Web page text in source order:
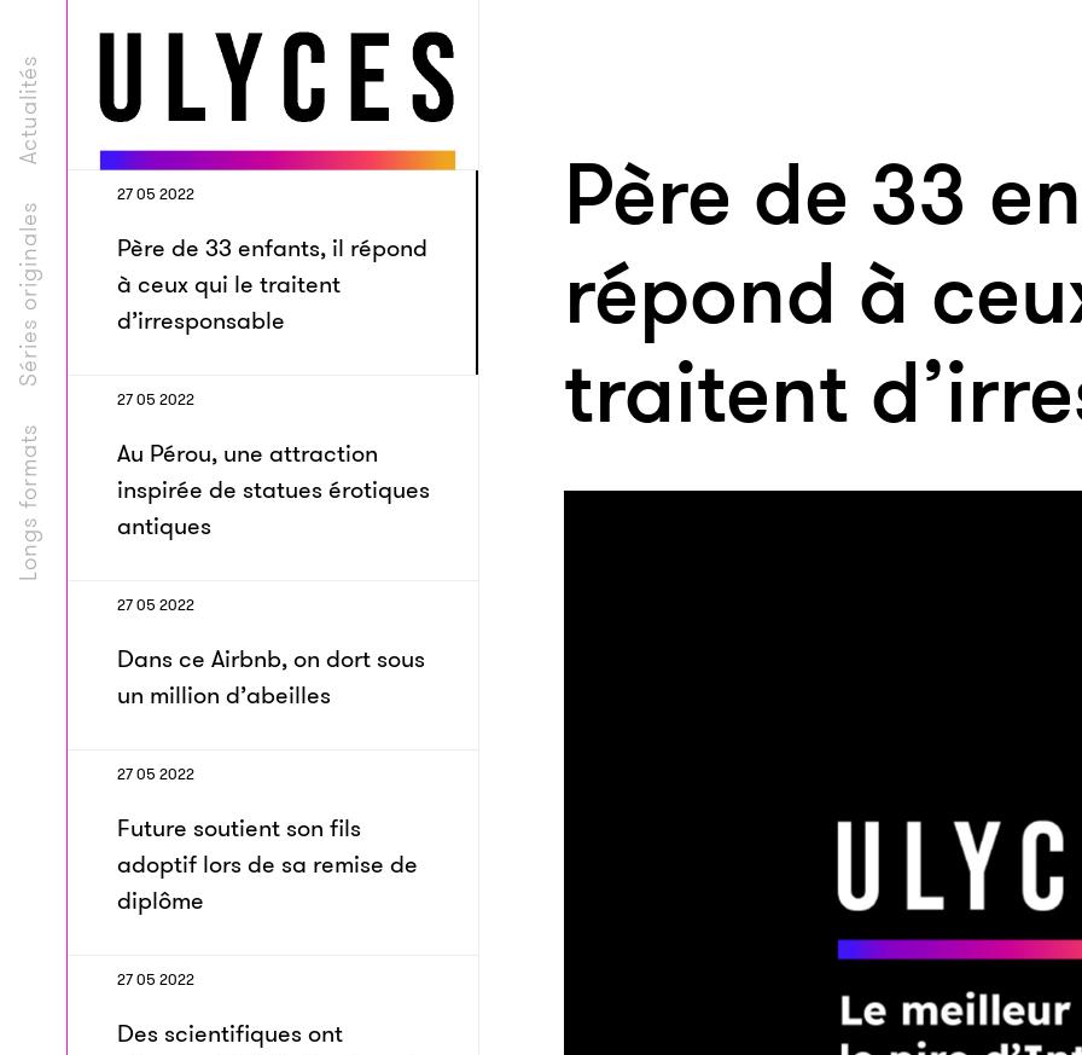
Longs formats
Séries originales
Actualités
27 05 2022
Père de 33 enfants, il répond
à ceux qui le traitent
d’irresponsable
27 05 2022
Au Pérou, une attraction
inspirée de statues érotiques
antiques
27 05 2022
Dans ce Airbnb, on dort sous
un million d’abeilles
27 05 2022
Future soutient son fils
adoptif lors de sa remise de
diplôme
27 05 2022
Des scientifiques ont
Père de 33
répond à
traitent